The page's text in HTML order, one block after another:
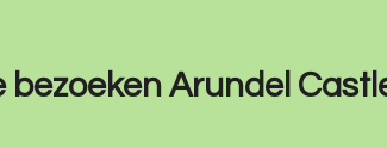
bezoeken Arundel